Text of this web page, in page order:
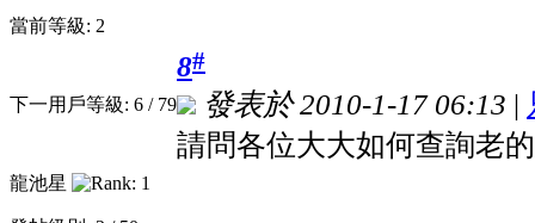
當前等級: 2
下一用戶等級: 6 / 79
龍池星
8#
發表於 2010-1-17 06:13 |
請問各位大大如何查詢老